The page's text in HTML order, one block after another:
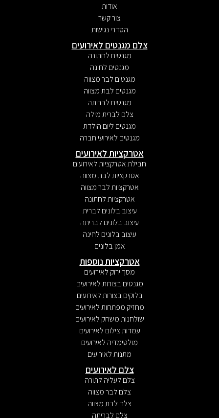
אודות
צור קשר
הסדרי נגישות
צלם מגנטים לאירועים
מגנטים לחתונה
מגנטים לחינה
מגנטים לבר מצווה
מגנטים לבת מצווה
מגנטים לבריתה
צלם לברית מילה
מגנטים ליום הולדת
מגנטים לאירועי חברה
אטרקציות לאירועים
חבילת אטרקציות לאירועים
אטרקציות לבת מצווה
אטרקציות לבר מצווה
אטרקציות לחתונה
עיצוב בלונים לברית
עיצוב בלונים לבריתה
עיצוב בלונים לחינה
אמן בלונים
אטרקציות נוספות
מסך ירוק לאירועים
מגנטים בצורות לאירועים
בלוקים בצורות לאירועים
מחזיק מפתחות לאירועים
שולחנות משחק לאירועים
עמדות צילום לאירועים
מולטימדיה לאירועים
מתנות לאירועים
צלם לאירועים
צלם לעליה לתורה
צלם לבר מצווה
צלם לבת מצווה
צלם לבריתה